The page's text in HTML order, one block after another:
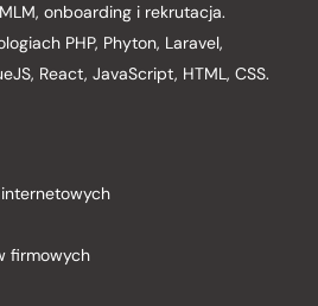
onboarding i rekrutacja.
PHP, Phyton, Laravel,
React, JavaScript, HTML, CSS.
firmowych